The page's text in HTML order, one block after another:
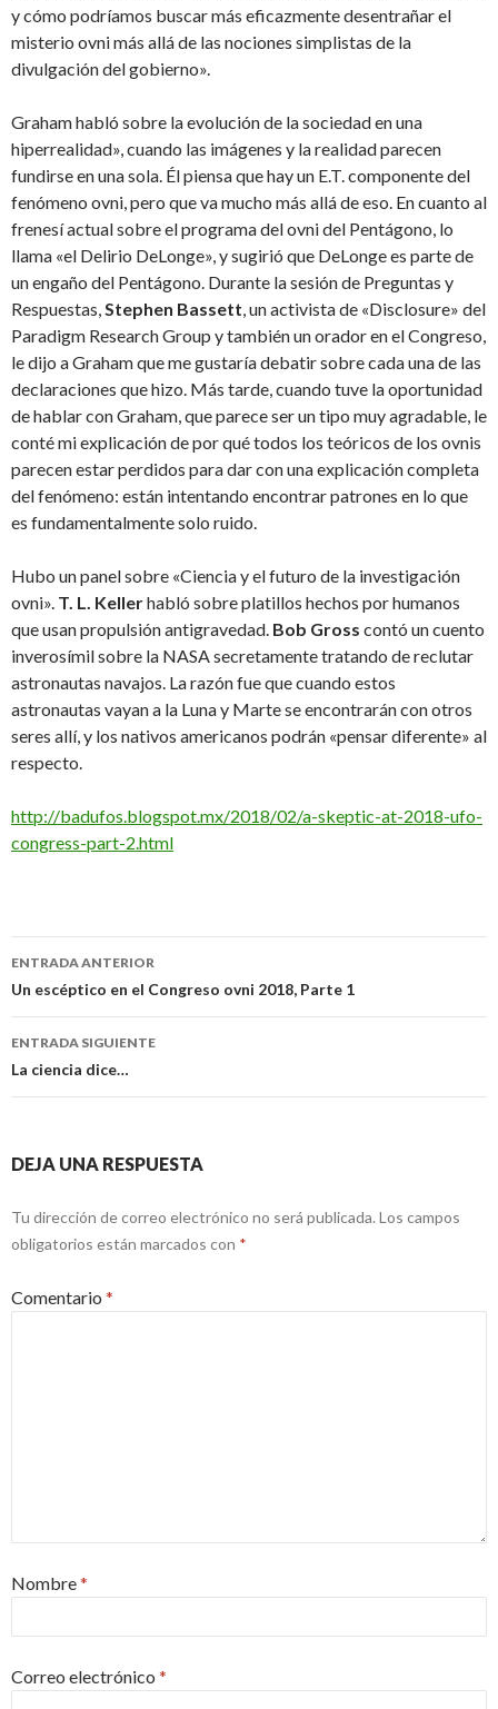
y cómo podríamos buscar más eficazmente desentrañar el
misterio ovni más allá de las nociones simplistas de la
divulgación del gobierno».
Graham habló sobre la evolución de la sociedad en una
hiperrealidad», cuando las imágenes y la realidad parecen
fundirse en una sola. Él piensa que hay un E.T. componente del
fenómeno ovni, pero que va mucho más allá de eso. En cuanto al
frenesí actual sobre el programa del ovni del Pentágono, lo
llama «el Delirio DeLonge», y sugirió que DeLonge es parte de
un engaño del Pentágono. Durante la sesión de Preguntas y
Respuestas,Stephen Bassett, un activista de «Disclosure» del
Paradigm Research Group y también un orador en el Congreso,
le dijo a Graham que me gustaría debatir sobre cada una de las
declaraciones que hizo. Más tarde, cuando tuve la oportunidad
de hablar con Graham, que parece ser un tipo muy agradable, le
conté mi explicación de por qué todos los teóricos de los ovnis
parecen estar perdidos para dar con una explicación completa
del fenómeno: están intentando encontrar patrones en lo que
es fundamentalmente solo ruido.
Hubo un panel sobre «Ciencia y el futuro de la investigación
ovni». T. L. Kellerhabló sobre platillos hechos por humanos
que usan propulsión antigravedad. Bob Gross contó un cuento
inverosímil sobre la NASA secretamente tratando de reclutar
astronautas navajos. La razón fue que cuando estos
astronautas vayan a la Luna y Marte se encontrarán con otros
seres allí, y los nativos americanos podrán «pensar diferente» al
respecto.
http://badufos.blogspot.mx/2018/02/a-skeptic-at-2018-ufo-
congress-part-2.html
Navegación
de
entradas
ENTRADA ANTERIOR
Un escéptico en el Congreso ovni 2018, Parte 1
ENTRADA SIGUIENTE
La ciencia dice…
DEJA UNA RESPUESTA
Tu dirección de correo electrónico no será publicada. Los campos
obligatorios están marcados con *
Comentario *
Nombre*
Correo electrónico *